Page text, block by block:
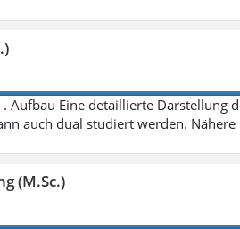
Aufbau Eine detaillierte Darstellung
auch dual studiert werden.
(M.Sc.)